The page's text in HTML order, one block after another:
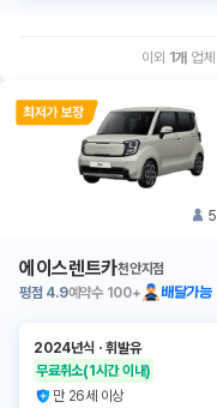
이외 1개 업체
5
에이스렌트카천안지점
평점 4.9예약수 100+ 배달가능
2024년식 ㆍ휘발유
무료취소(1시간 이내)
만 26세 이상